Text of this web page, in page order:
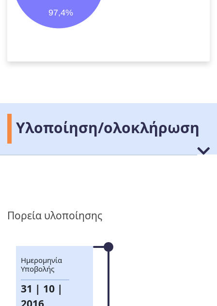
97,4%
Υλοποίηση/ολοκλήρωση
Πορεία υλοποίησης
Ημερομηνία
Υποβολής
31 | 10 |